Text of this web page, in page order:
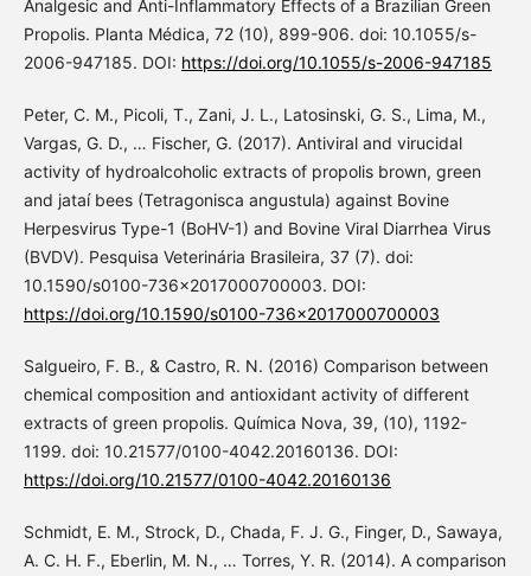
Analgesic and Anti-Inflammatory Effects of a Brazilian Green
Propolis. Planta Médica, 72 (10), 899-906. doi: 10.1055/s-
2006-947185. DOI: https://doi.org/10.1055/s-2006-947185
Peter, C. M., Picoli, T., Zani, J. L., Latosinski, G. S., Lima, M.,
Vargas, G. D., … Fischer, G. (2017). Antiviral and virucidal
activity of hydroalcoholic extracts of propolis brown, green
and jataí bees (Tetragonisca angustula) against Bovine
Herpesvirus Type-1 (BoHV-1) and Bovine Viral Diarrhea Virus
(BVDV). Pesquisa Veterinária Brasileira, 37 (7). doi:
10.1590/s0100-736x2017000700003. DOI:
https://doi.org/10.1590/s0100-736x2017000700003
Salgueiro, F. B., & Castro, R. N. (2016) Comparison between
chemical composition and antioxidant activity of different
extracts of green propolis. Química Nova, 39, (10), 1192-
1199. doi: 10.21577/0100-4042.20160136. DOI:
https://doi.org/10.21577/0100-4042.20160136
Schmidt, E. M., Strock, D., Chada, F. J. G., Finger, D., Sawaya,
A. C. H. F., Eberlin, M. N., … Torres, Y. R. (2014). A comparison